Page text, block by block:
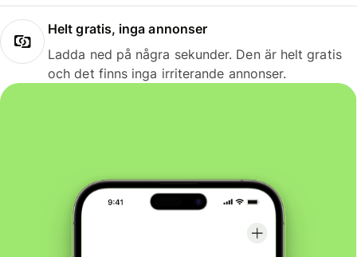
Helt gratis, inga annonser
Ladda ned på några sekunder. Den är helt gratis
och det finns inga irriterande annonser.